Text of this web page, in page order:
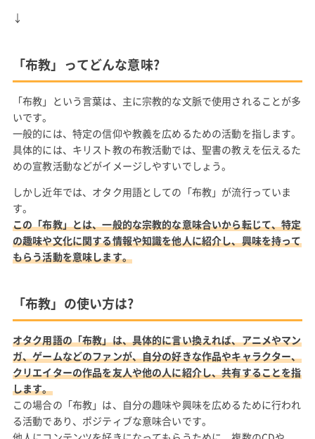
↓
「布教」ってどんな意味?
「布教」という言葉は、主に宗教的な文脈で使用されることが多
いです。
一般的には、特定の信仰や教義を広めるための活動を指します。
具体的には、キリスト教の布教活動では、聖書の教えを伝えるた
めの宣教活動などがイメージしやすいでしょう。
しかし近年では、オタク用語としての「布教」が流行っていま
す。
この「布教」とは、一般的な宗教的な意味合いから転じて、特定
の趣味や文化に関する情報や知識を他人に紹介し、興味を持って
もらう活動を意味します。
「布教」の使い方は?
オタク用語の「布教」は、具体的に言い換えれば、アニメやマン
ガ、ゲームなどのファンが、自分の好きな作品やキャラクター、
クリエイターの作品を友人や他の人に紹介し、共有することを指
します。
この場合の「布教」は、自分の趣味や興味を広めるために行われ
る活動であり、ポジティブな意味合いです。